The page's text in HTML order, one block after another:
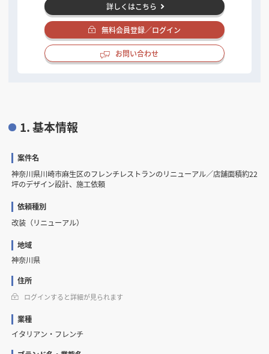
詳しくはこちら
無料会員登録／ログイン
お問い合わせ
1. 基本情報
案件名
神奈川県川崎市麻生区のフレンチレストランのリニューアル／店舗面積約22
坪のデザイン設計、施工依頼
依頼種別
改装（リニューアル）
地域
神奈川県
住所
ログインすると詳細が見られます
業種
イタリアン・フレンチ